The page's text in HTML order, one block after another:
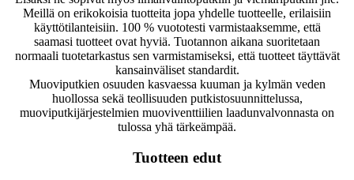
Meillä on erikokoisia tuotteita jopa yhdelle tuotteelle, erilaisiin
käyttötilanteisiin. 100 % vuototesti varmistaaksemme, että
saamasi tuotteet ovat hyviä. Tuotannon aikana suoritetaan
normaali tuotetarkastus sen varmistamiseksi, että tuotteet täyttävät
kansainväliset standardit.
Muoviputkien osuuden kasvaessa kuuman ja kylmän veden
huollossa sekä teollisuuden putkistosuunnittelussa,
muoviputkijärjestelmien muoviventtiilien laadunvalvonnasta on
tulossa yhä tärkeämpää.
Tuotteen edut